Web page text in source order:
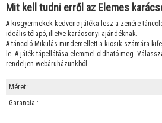
Mit kell tudni erről az Elemes
A kisgyermekek kedvenc játéka lesz a zenére
ideális télapó, illetve karácsonyi ajándéknak.
A táncoló Mikulás mindemellett a kicsik számára
le. A játék tápellátása elemmel oldható meg.
rendeljen webáruházunkból.
Méret :
Garancia :